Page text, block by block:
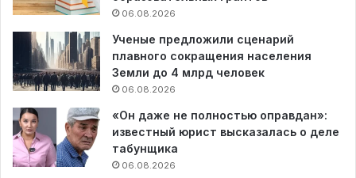
06.08.2026
Ученые предложили сценарий
плавного сокращения населения
Земли до 4 млрд человек
06.08.2026
«Он даже не полностью оправдан»:
известный юрист высказалась о деле
табунщика
06.08.2026